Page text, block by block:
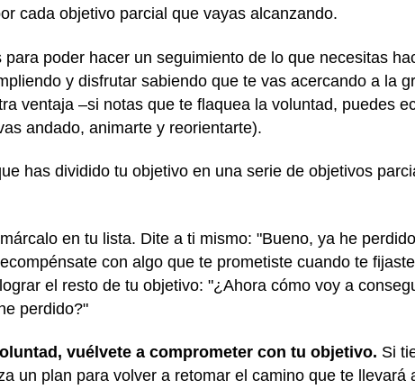
cada objetivo parcial que vayas alcanzando.
poder hacer un seguimiento de lo que necesitas
y disfrutar sabiendo que te vas acercando a la
ventaja –si notas que te flaquea la voluntad, puedes
andado, animarte y reorientarte).
has dividido tu objetivo en una serie de objetivos
en tu lista. Dite a ti mismo: "Bueno, ya he
con algo que te prometiste cuando te
el resto de tu objetivo: "¿Ahora cómo voy a
perdido?"
vuélvete a comprometer con tu objetivo. Si
un plan para volver a retomar el camino que te llevará